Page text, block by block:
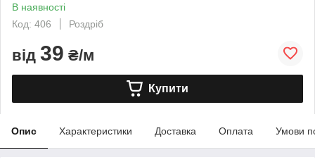
В наявності
Код: 406
Роздріб
від 39 ₴/м
Купити
Опис Характеристики Доставка Оплата Умови